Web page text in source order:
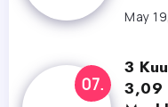
May
3
3,09